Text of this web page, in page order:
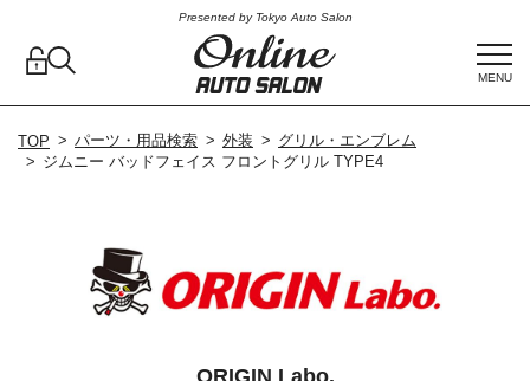
Presented by Tokyo Auto Salon
MENU
TOP パーツ・用品検索 外装
グリル・エンブレム
ジムニー バッドフェイス フロントグリル TYPE4